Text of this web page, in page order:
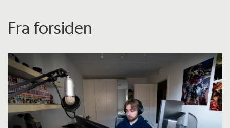
Fra forsiden